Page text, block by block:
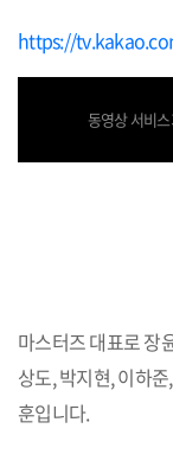
https://
동영상 서비
마스터즈 대표로 장
상도, 박지현, 이하
훈입니다.